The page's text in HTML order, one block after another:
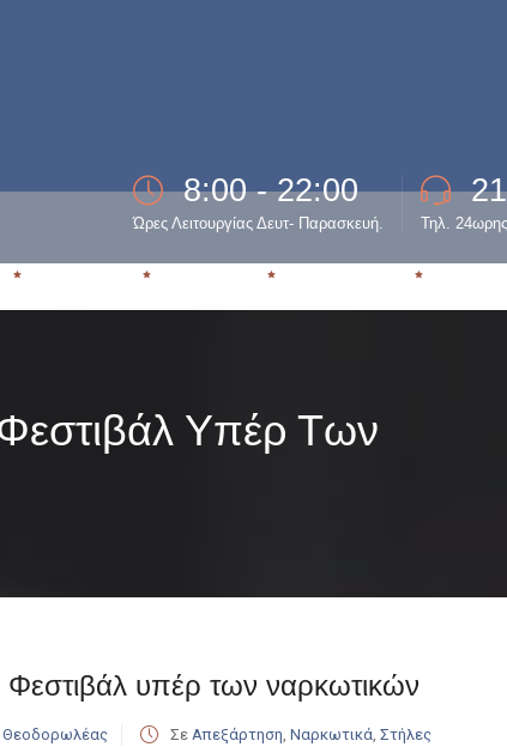
8:00 - 22:00
Ώρες Λειτουργίας Δευτ- Παρασκευή. Τηλ.
Φεστιβάλ Υπέρ Των
Φεστιβάλ υπέρ των ναρκωτικών
Θεοδορωλέας Σε Απεξάρτηση Ναρκωτικά Στήλες